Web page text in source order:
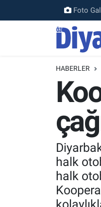
Foto
HABERLER
halk
halk
RESMİ İLANLAR
DİYARBAKIR
GÜNDEM
Nöbetçi Eczaneler
Namaz Vakitleri
Süper Lig Puan
Tüm Manşetler
Son Dakika